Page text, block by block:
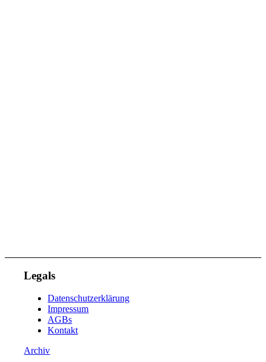
Legals
Datenschutzerklärung
Impressum
AGBs
Kontakt
Archiv